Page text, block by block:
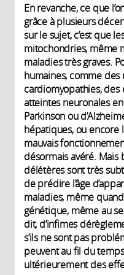
En revanche, ce que
grâce à plusieurs
sur le sujet, c’est que
mitochondries, même
maladies très graves.
humaines, comme des
cardiomyopathies,
atteintes neuronales
Parkinson ou
hépatiques, ou encore
mauvais
désormais avéré. Mais
délétères sont très
de prédire l’âge
maladies, même
génétique, même au
dit, d’infimes
s’ils ne sont pas
peuvent au fil du
ultérieurement des